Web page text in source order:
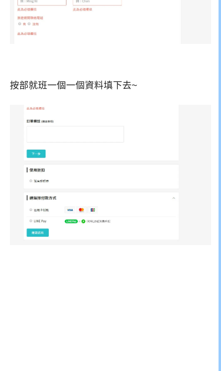
按部就班一個一個資料填下去~